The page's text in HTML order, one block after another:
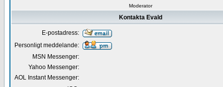
Moderator
Kontakta Evald
E-postadress:
Personligt meddelande:
MSN Messenger:
Yahoo Messenger:
AOL Instant Messenger: